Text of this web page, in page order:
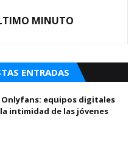
MINUTO
ENTRADAS
Onlyfans: equipos digitales
intimidad de las jóvenes